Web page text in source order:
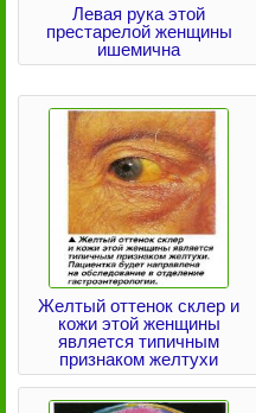
Левая рука этой
престарелой женщины
ишемична
Желтый оттенок склер и
кожи этой женщины
является типичным
признаком желтухи